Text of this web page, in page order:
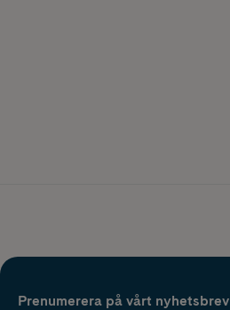
Prenumerera på vårt nyhetsbrev